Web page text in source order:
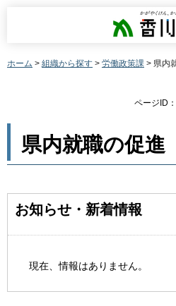
香川
ホーム > 組織から探す > 労働政策課 > 県内
ページID
県内就職の促進
お知らせ・新着情報
現在、情報はありません。